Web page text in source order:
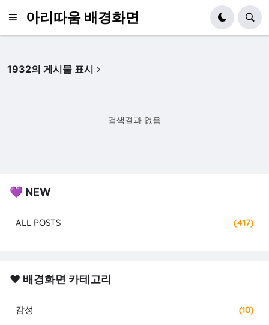
아리따움 배경화면
1932의 게시물 표시
검색결과 없음
💜 NEW
ALL POSTS (417)
❤️ 배경화면 카테고리
감성 (10)